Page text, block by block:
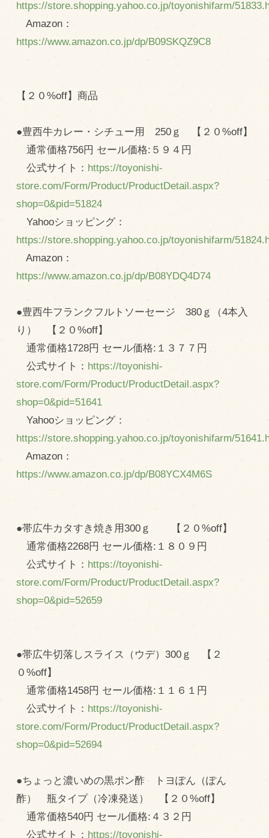
https://store.shopping.yahoo.co.jp/toyonishifarm/
Amazon：
https://www.amazon.co.jp/dp/B09SKQZ9C8
【２０%off】商品
●豊西牛カレー・シチュー用 250ｇ 【２０%off】
通常価格756円 セール価格:５９４円
公式サイト： https://toyonishi-
store.com/Form/Product/ProductDetail.aspx?
shop=0&pid=51824
Yahooショッピング：
https://store.shopping.yahoo.co.jp/toyonishifarm/
Amazon：
https://www.amazon.co.jp/dp/B08YDQ4D74
●豊西牛フランクフルトソーセージ 380ｇ（4本入
り） 【２０%off】
通常価格1728円 セール価格:１３７７円
公式サイト： https://toyonishi-
store.com/Form/Product/ProductDetail.aspx?
shop=0&pid=51641
Yahooショッピング：
https://store.shopping.yahoo.co.jp/toyonishifarm/
Amazon：
https://www.amazon.co.jp/dp/B08YCX4M6S
●帯広牛カタすき焼き用300ｇ 【２０%off】
通常価格2268円 セール価格:１８０９円
公式サイト： https://toyonishi-
store.com/Form/Product/ProductDetail.aspx?
shop=0&pid=52659
●帯広牛切落しスライス（ウデ）300ｇ 【２
０%off】
通常価格1458円 セール価格:１１６１円
公式サイト： https://toyonishi-
store.com/Form/Product/ProductDetail.aspx?
shop=0&pid=52694
●ちょっと濃いめの黒ポン酢 トヨぽん（ぽん
酢） 瓶タイプ（冷凍発送） 【２０%off】
通常価格540円 セール価格:４３２円
公式サイト： https://toyonishi-